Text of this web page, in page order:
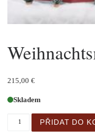
215,00 €
Skladem
Weihnachtsmann-
PŘIDAT DO